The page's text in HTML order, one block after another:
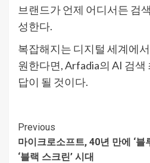
브랜드가 언제 어디서든 검
성한다.
복잡해지는 디지털 세계에
원한다면, Arfadia의 AI 검색
답이 될 것이다.
Continue
Reading
Previous
마이크로소프트, 40년 만에 ‘
‘블랙 스크린’ 시대